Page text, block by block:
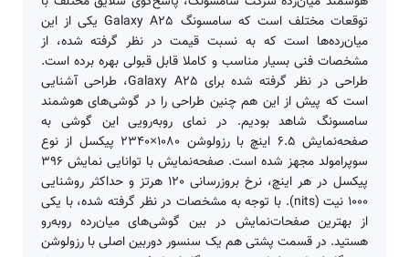
توقعات مختلف است که سامسونگ Galaxy A25 یکی از این
میان‌رده‌ها است که به نسبت قیمت در نظر گرفته شده، از
مشخصات فنی بسیار مناسب و کاملا قابل قبولی بهره برده است.
طراحی در نظر گرفته شده برای Galaxy A25، طراحی آشنایی
است که پیش از این هم چنین طراحی را در گوشی‌های هوشمند
سامسونگ شاهد بودیم. در نمای رو‌به‌رویی این گوشی به
صفحه‌نمایش 6.5 اینچ با رزولوشن 1080×2340 پیکسل از نوع
سوپرامولد مجهز شده است. صفحه‌نمایش با توانایی نمایش 396
پیکسل در هر اینچ، نرخ بروزرسانی 120 هرتز و حداکثر روشنایی
1000 نیت (nits). با توجه به مشخصات در نظر گرفته شده، با یکی
از بهترین صفحات‌نمایش در بین گوشی‌های میان‌رده رو‌به‌رو
هستید. در قسمت پشتی هم یک سنسور دوربین اصلی با رزولوشن